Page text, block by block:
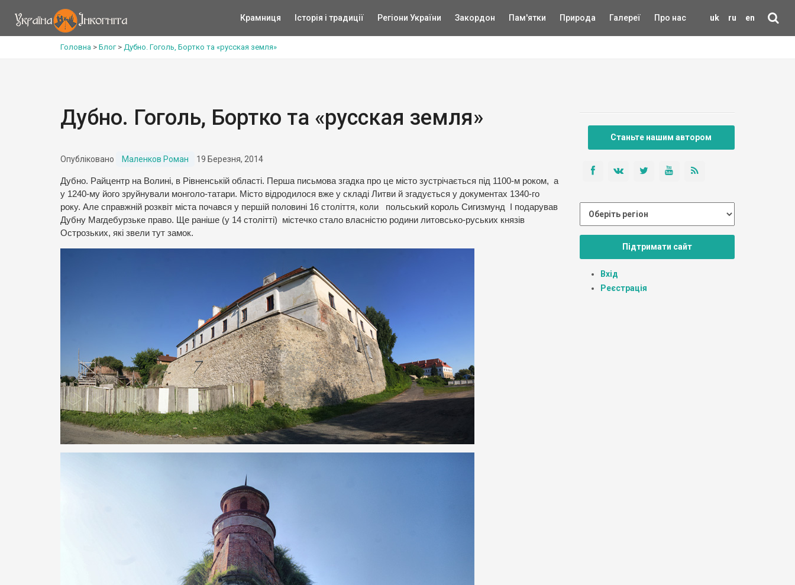
uk ru en
Крамниця Історія і традиції Регіони України Закордон Пам'ятки Природа Галереї Про нас
Головна > Блог> Дубно. Гоголь, Бортко та «русская земля»
Дубно. Гоголь, Бортко та «русская земля»
Опубліковано Маленков Роман 19 Березня, 2014
Дубно. Райцентр на Волині, в Рівненській області. Перша письмова згадка про це місто зустрічається під 1100-м роком, а
у 1240-му його зруйнували монголо-татари. Місто відродилося вже у складі Литви й згадується у документах 1340-го
року. Але справжній розквіт міста почався у першій половині 16 століття, коли польський король Сигизмунд І подарував
Дубну Магдебурзьке право. Ще раніше (у 14 столітті) містечко стало власністю родини литовсько-руських князів
Острозьких, які звели тут замок.
Станьте нашим автором
Підтримати сайт
Вхід
Реєстрація